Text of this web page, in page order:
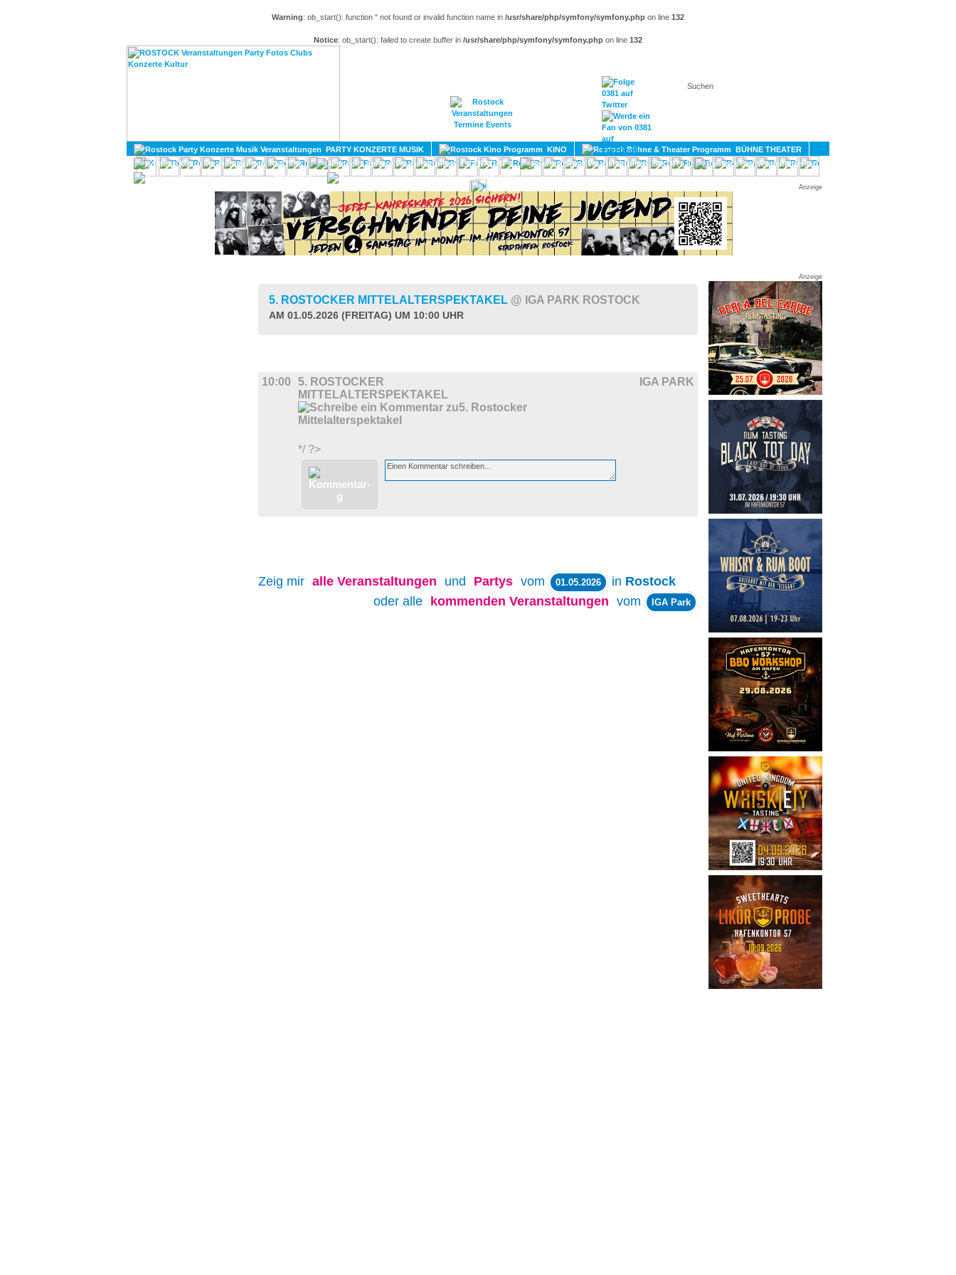
Warning: ob_start(): function '' not found or invalid function name in /usr/share/php/symfony/symfony.php on line 132
Notice: ob_start(): failed to create buffer in /usr/share/php/symfony/symfony.php on line 132
KONTAKT
PARTY KONZERTE MUSIK KINO
BÜHNE THEATER
KULTUR
LITERATUR SPORT
GAY
DIVERSES
UMLAND
Anzeige
Anzeige
5. ROSTOCKER MITTELALTERSPEKTAKEL @ IGA PARK ROSTOCK
AM 01.05.2026 (FREITAG) UM 10:00 UHR
10:00
5. ROSTOCKER
MITTELALTERSPEKTAKEL
IGA PARK
*/ ?>
Zeig mir alle Veranstaltungen und Partys vom 01.05.2026 in Rostock
oder alle
kommenden Veranstaltungen vom IGA Park